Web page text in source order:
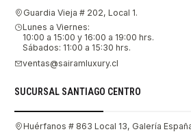
Guardia Vieja # 202, Local 1.
Lunes a Viernes:
10:00 a 15:00 y 16:00 a 19:00 hrs.
Sábados: 11:00 a 15:30 hrs.
ventas@sairamluxury.cl
SUCURSAL SANTIAGO CENTRO
Huérfanos # 863 Local 13, Galería